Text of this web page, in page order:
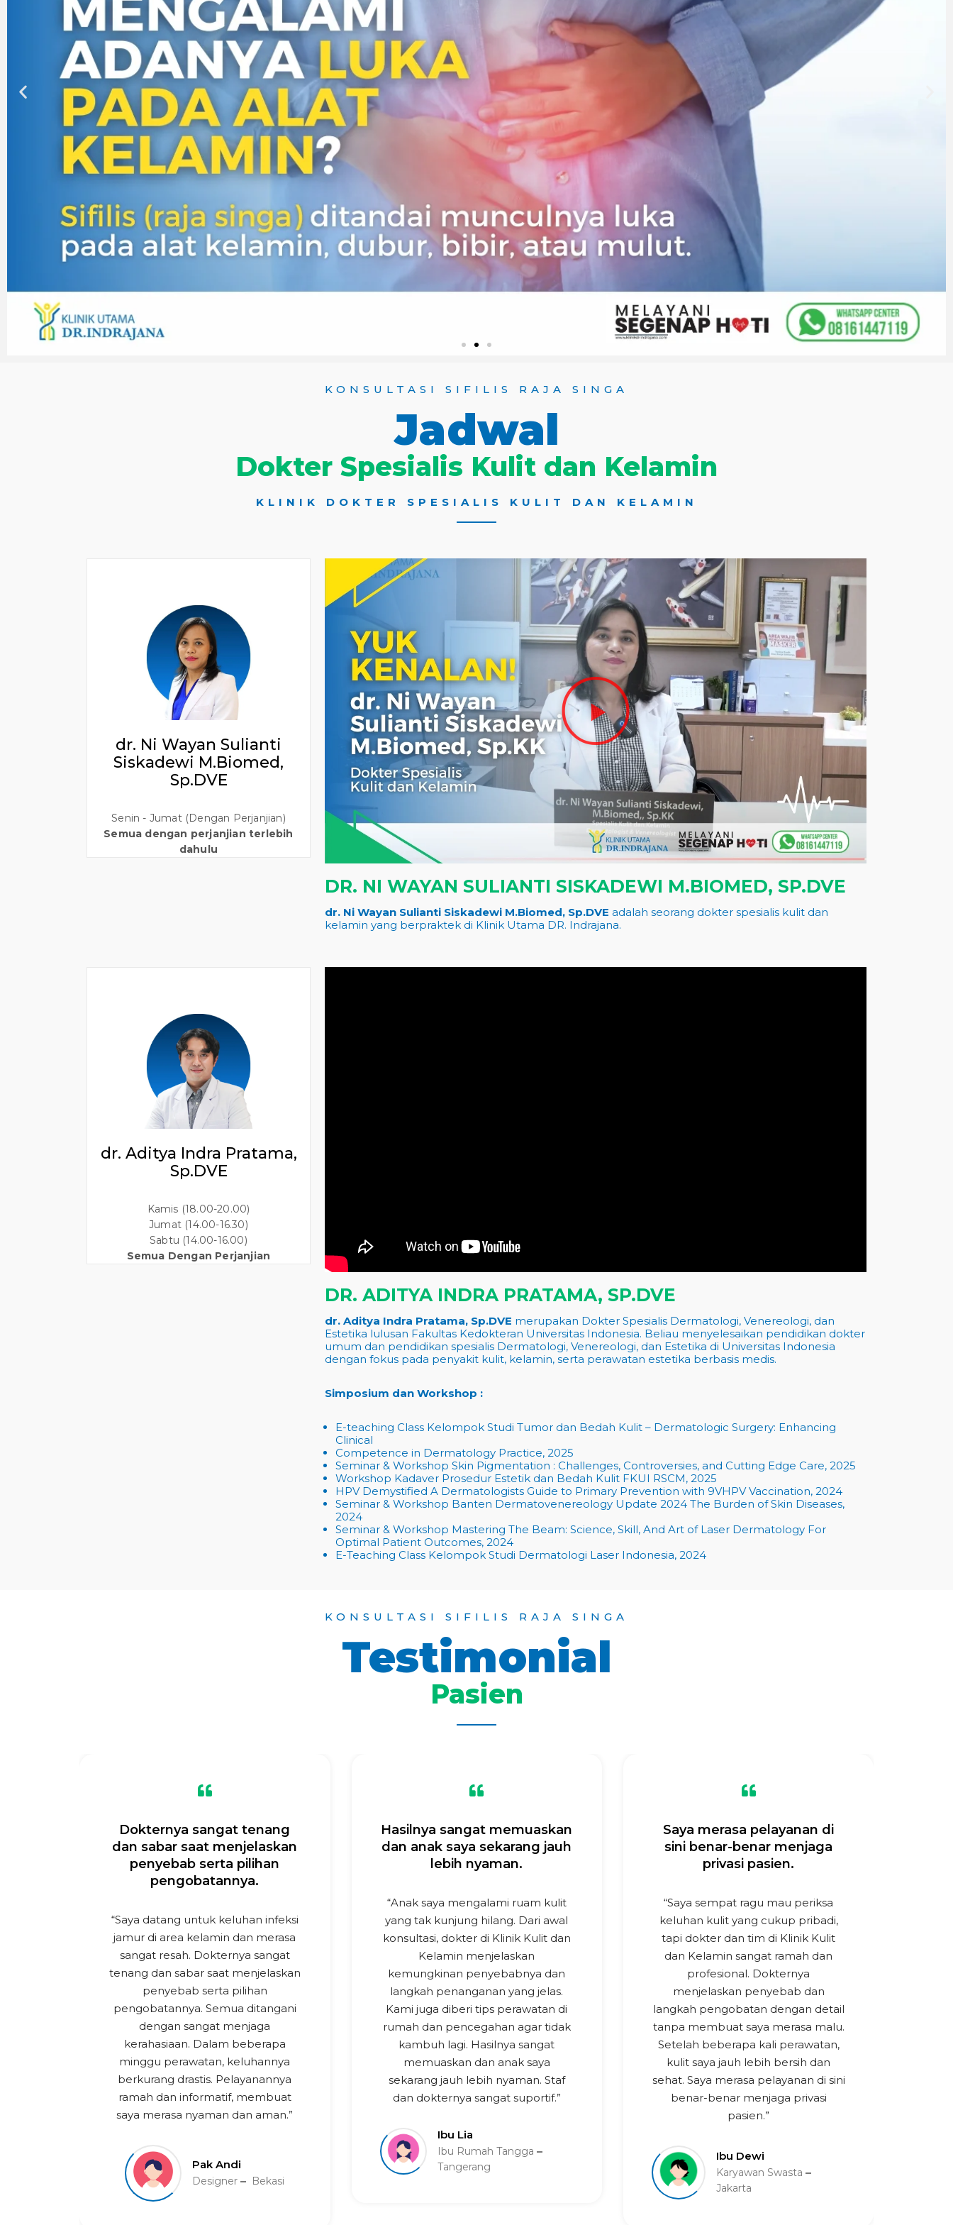
KONSULTASI SIFILIS RAJA SINGA
Jadwal
Dokter Spesialis Kulit dan Kelamin
KLINIK DOKTER SPESIALIS KULIT DAN KELAMIN
dr. Ni Wayan Sulianti
Siskadewi M.Biomed,
Sp.DVE
Senin - Jumat (Dengan Perjanjian)
Semua dengan perjanjian terlebih
dahulu
DR. NI WAYAN SULIANTI SISKADEWI M.BIOMED, SP.DVE
dr. Ni Wayan Sulianti Siskadewi M.Biomed, Sp.DVE adalah seorang dokter spesialis kulit dan
kelamin yang berpraktek di Klinik Utama DR. Indrajana.
dr. Aditya Indra Pratama,
Sp.DVE
Kamis (18.00-20.00)
Jumat (14.00-16.30)
Sabtu (14.00-16.00)
Semua Dengan Perjanjian
DR. ADITYA INDRA PRATAMA, SP.DVE
dr. Aditya Indra Pratama, Sp.DVE merupakan Dokter Spesialis Dermatologi, Venereologi, dan
Estetika lulusan Fakultas Kedokteran Universitas Indonesia. Beliau menyelesaikan pendidikan dokter
umum dan pendidikan spesialis Dermatologi, Venereologi, dan Estetika di Universitas Indonesia
dengan fokus pada penyakit kulit, kelamin, serta perawatan estetika berbasis medis.
Simposium dan Workshop :
E-teaching Class Kelompok Studi Tumor dan Bedah Kulit – Dermatologic Surgery: Enhancing
Clinical
Competence in Dermatology Practice, 2025
Seminar & Workshop Skin Pigmentation : Challenges, Controversies, and Cutting Edge Care, 2025
Workshop Kadaver Prosedur Estetik dan Bedah Kulit FKUI RSCM, 2025
HPV Demystified A Dermatologists Guide to Primary Prevention with 9VHPV Vaccination, 2024
Seminar & Workshop Banten Dermatovenereology Update 2024 The Burden of Skin Diseases,
2024
Seminar & Workshop Mastering The Beam: Science, Skill, And Art of Laser Dermatology For
Optimal Patient Outcomes, 2024
E-Teaching Class Kelompok Studi Dermatologi Laser Indonesia, 2024
KONSULTASI SIFILIS RAJA SINGA
Testimonial
Pasien
Dokternya sangat tenang
dan sabar saat menjelaskan
penyebab serta pilihan
pengobatannya.
“Saya datang untuk keluhan infeksi
jamur di area kelamin dan merasa
sangat resah. Dokternya sangat
tenang dan sabar saat menjelaskan
penyebab serta pilihan
pengobatannya. Semua ditangani
dengan sangat menjaga
kerahasiaan. Dalam beberapa
minggu perawatan, keluhannya
berkurang drastis. Pelayanannya
ramah dan informatif, membuat
saya merasa nyaman dan aman.”
Pak Andi
Designer Bekasi
Hasilnya sangat memuaskan
dan anak saya sekarang jauh
lebih nyaman.
“Anak saya mengalami ruam kulit
yang tak kunjung hilang. Dari awal
konsultasi, dokter di Klinik Kulit dan
Kelamin menjelaskan
kemungkinan penyebabnya dan
langkah penanganan yang jelas.
Kami juga diberi tips perawatan di
rumah dan pencegahan agar tidak
kambuh lagi. Hasilnya sangat
memuaskan dan anak saya
sekarang jauh lebih nyaman. Staf
dan dokternya sangat suportif.”
Ibu Lia
Ibu Rumah Tangga
Tangerang
Saya merasa pelayanan di
sini benar-benar menjaga
privasi pasien.
“Saya sempat ragu mau periksa
keluhan kulit yang cukup pribadi,
tapi dokter dan tim di Klinik Kulit
dan Kelamin sangat ramah dan
profesional. Dokternya
menjelaskan penyebab dan
langkah pengobatan dengan detail
tanpa membuat saya merasa malu.
Setelah beberapa kali perawatan,
kulit saya jauh lebih bersih dan
sehat. Saya merasa pelayanan di sini
benar-benar menjaga privasi
pasien.”
Ibu Dewi
Karyawan Swasta
Jakarta